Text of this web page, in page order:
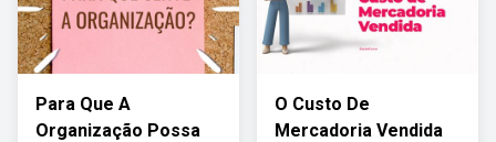
Para Que A
Organização Possa
O Custo De
Mercadoria Vendida